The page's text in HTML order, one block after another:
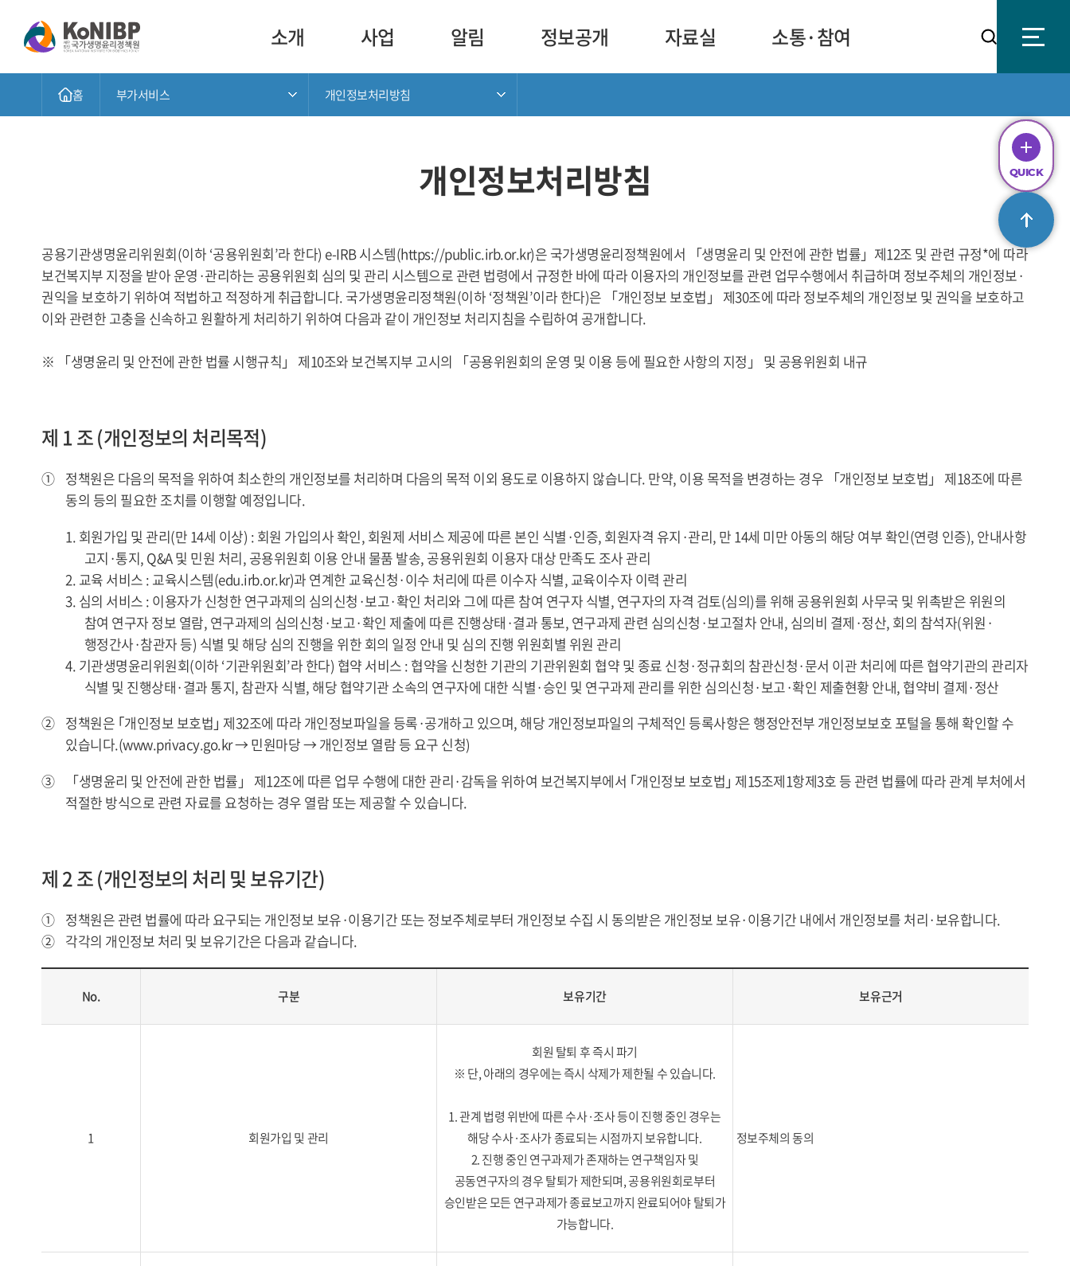
소개 사업 알림 정보공개 자료실 소통·참여
홈 부가서비스 개인정보처리방침
개인정보처리방침
공용기관생명윤리위원회(이하 ‘공용위원회’라 한다) e-IRB 시스템(https://public.irb.or.kr)은 국가생명윤리정책원에서 「생명윤리 및 안전에 관한 법률」제12조 및 관련 규정*에 따라
보건복지부 지정을 받아 운영·관리하는 공용위원회 심의 및 관리 시스템으로 관련 법령에서 규정한 바에 따라 이용자의 개인정보를 관련 업무수행에서 취급하며 정보주체의 개인정보·
권익을 보호하기 위하여 적법하고 적정하게 취급합니다. 국가생명윤리정책원(이하 ‘정책원’이라 한다)은 「개인정보 보호법」 제30조에 따라 정보주체의 개인정보 및 권익을 보호하고
이와 관련한 고충을 신속하고 원활하게 처리하기 위하여 다음과 같이 개인정보 처리지침을 수립하여 공개합니다.
※ 「생명윤리 및 안전에 관한 법률 시행규칙」 제10조와 보건복지부 고시의 「공용위원회의 운영 및 이용 등에 필요한 사항의 지정」 및 공용위원회 내규
제 1 조 (개인정보의 처리목적)
① 정책원은 다음의 목적을 위하여 최소한의 개인정보를 처리하며 다음의 목적 이외 용도로 이용하지 않습니다. 만약, 이용 목적을 변경하는 경우 「개인정보 보호법」 제18조에 따른
동의 등의 필요한 조치를 이행할 예정입니다.
1. 회원가입 및 관리(만 14세 이상) : 회원 가입의사 확인, 회원제 서비스 제공에 따른 본인 식별·인증, 회원자격 유지·관리, 만 14세 미만 아동의 해당 여부 확인(연령 인증), 안내사항
고지·통지, Q&A 및 민원 처리, 공용위원회 이용 안내 물품 발송, 공용위원회 이용자 대상 만족도 조사 관리
2. 교육 서비스 : 교육시스템(edu.irb.or.kr)과 연계한 교육신청·이수 처리에 따른 이수자 식별, 교육이수자 이력 관리
3. 심의 서비스 : 이용자가 신청한 연구과제의 심의신청·보고·확인 처리와 그에 따른 참여 연구자 식별, 연구자의 자격 검토(심의)를 위해 공용위원회 사무국 및 위촉받은 위원의
참여 연구자 정보 열람, 연구과제의 심의신청·보고·확인 제출에 따른 진행상태·결과 통보, 연구과제 관련 심의신청·보고절차 안내, 심의비 결제·정산, 회의 참석자(위원·
행정간사·참관자 등) 식별 및 해당 심의 진행을 위한 회의 일정 안내 및 심의 진행 위원회별 위원 관리
4. 기관생명윤리위원회(이하 ‘기관위원회’라 한다) 협약 서비스 : 협약을 신청한 기관의 기관위원회 협약 및 종료 신청·정규회의 참관신청·문서 이관 처리에 따른 협약기관의 관리자
식별 및 진행상태·결과 통지, 참관자 식별, 해당 협약기관 소속의 연구자에 대한 식별·승인 및 연구과제 관리를 위한 심의신청·보고·확인 제출현황 안내, 협약비 결제·정산
② 정책원은 ｢개인정보 보호법｣ 제32조에 따라 개인정보파일을 등록·공개하고 있으며, 해당 개인정보파일의 구체적인 등록사항은 행정안전부 개인정보보호 포털을 통해 확인할 수
있습니다.(www.privacy.go.kr → 민원마당 → 개인정보 열람 등 요구 신청)
③
「생명윤리 및 안전에 관한 법률」 제12조에 따른 업무 수행에 대한 관리·감독을 위하여 보건복지부에서 ｢개인정보 보호법｣ 제15조제1항제3호 등 관련 법률에 따라 관계 부처에서
적절한 방식으로 관련 자료를 요청하는 경우 열람 또는 제공할 수 있습니다.
제 2 조 (개인정보의 처리 및 보유기간)
① 정책원은 관련 법률에 따라 요구되는 개인정보 보유·이용기간 또는 정보주체로부터 개인정보 수집 시 동의받은 개인정보 보유·이용기간 내에서 개인정보를 처리·보유합니다.
② 각각의 개인정보 처리 및 보유기간은 다음과 같습니다.
No. 구분 보유기간 보유근거
1 회원가입 및 관리
회원 탈퇴 후 즉시 파기
※ 단, 아래의 경우에는 즉시 삭제가 제한될 수 있습니다.
1. 관계 법령 위반에 따른 수사·조사 등이 진행 중인 경우는
해당 수사·조사가 종료되는 시점까지 보유합니다.
2. 진행 중인 연구과제가 존재하는 연구책임자 및
공동연구자의 경우 탈퇴가 제한되며, 공용위원회로부터
승인받은 모든 연구과제가 종료보고까지 완료되어야 탈퇴가
가능합니다.
정보주체의 동의
QUICK
QUICK
MENU
공지사항
채용공고
조직구성
경영공시